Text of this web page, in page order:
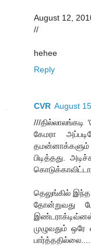
August 12,
//
hehee
Reply
CVR August
///தில்லாலங்கடி
கேமரா
தமன்னாக்களும்
பிடித்தது.
தெலுங்கில் இந்த
தோன்றுவது
முழுவதும்